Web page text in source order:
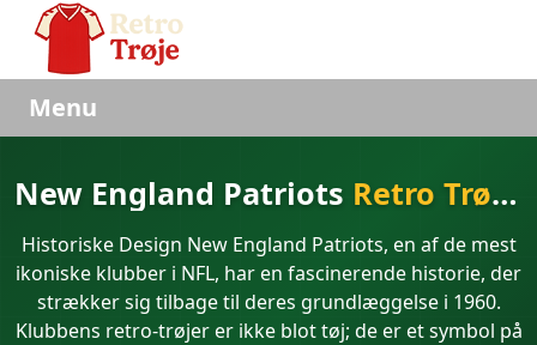
Menu
New England Patriots Retro Trøjer
Historiske Design New England Patriots, en af de mest
ikoniske klubber i NFL, har en fascinerende historie, der
strækker sig tilbage til deres grundlæggelse i 1960.
Klubbens retro-trøjer er ikke blot tøj; de er et symbol på